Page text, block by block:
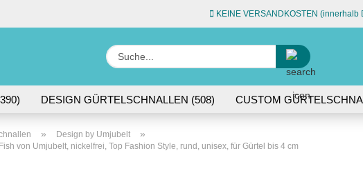
KEINE VERSANDKOSTEN (innerhalb
Sprache auswählen
Suche...
DESIGN GÜRTELSCHNALLEN (508) CUSTOM
» Design by Umjubelt »
von Umjubelt, nickelfrei, Top Fashion Style, rund, unisex, für Gürtel bis 4 cm